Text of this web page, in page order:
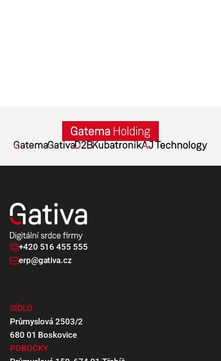
+420 516 455 555
erp@gativa.cz
SÍDLO
Průmyslová 2503/2
680 01 Boskovice
POBOČKY